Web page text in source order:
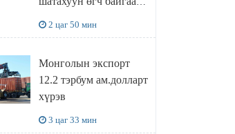
боломжтой
2 цаг 50 мин
Монголын экспорт
12.2 тэрбум ам.долларт
хүрэв
3 цаг 33 мин